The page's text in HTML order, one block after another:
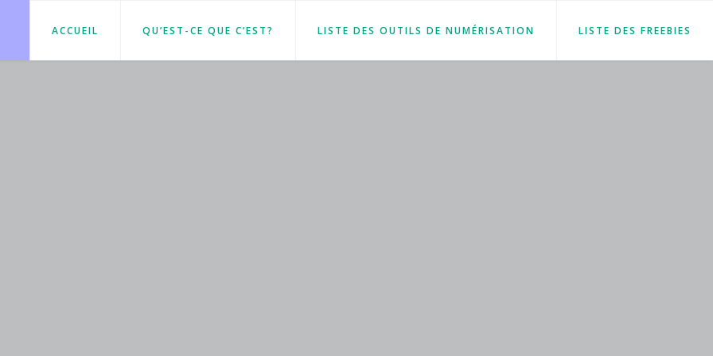
ACCUEIL QU’EST-CE QUE C’EST? LISTE DES OUTILS DE NUMÉRISATION LISTE DES FREEBIES